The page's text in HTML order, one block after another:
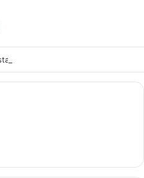
sur un NAS Synology